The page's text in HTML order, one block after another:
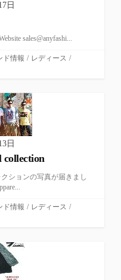
日
sales@anyfashi...
ド情報 / レディース /
日
collection
ションの写真が届きまし
ド情報 / レディース /